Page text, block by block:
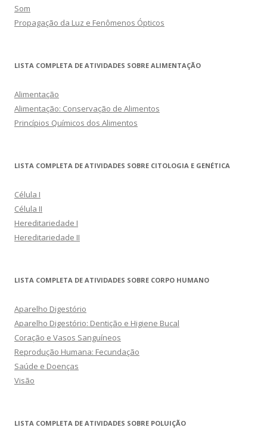
Som
Propagação da Luz e Fenômenos Ópticos
LISTA COMPLETA DE ATIVIDADES SOBRE ALIMENTAÇÃO
Alimentação
Alimentação: Conservação de Alimentos
Princípios Químicos dos Alimentos
LISTA COMPLETA DE ATIVIDADES SOBRE CITOLOGIA E GENÉTICA
Célula I
Célula II
Hereditariedade I
Hereditariedade II
LISTA COMPLETA DE ATIVIDADES SOBRE CORPO HUMANO
Aparelho Digestório
Aparelho Digestório: Dentição e Higiene Bucal
Coração e Vasos Sanguíneos
Reprodução Humana: Fecundação
Saúde e Doenças
Visão
LISTA COMPLETA DE ATIVIDADES SOBRE POLUIÇÃO